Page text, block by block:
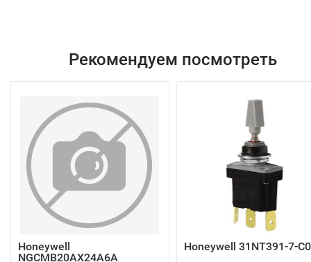
Рекомендуем посмотреть
Honeywell
NGCMB20AX24A6A
Honeywell 31NT391-7-